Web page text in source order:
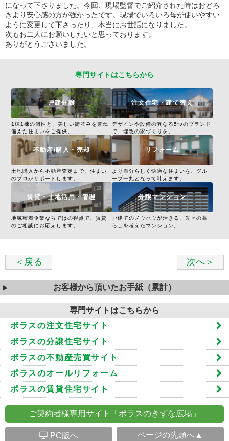
になって下さりました。今回、現場監督でご紹介された時はおどろ
きより安心感の方が強かったです。現場でいろいろ母が使いやすい
ように変更して下さったり、本当にお世話になりました。
次もお二人にお願いしたいと思っております。
ありがとうございました。
専門サイトはこちらから
戸建分譲
1棟1棟の個性と、美しい街並みを兼ね
備えた住まいをご提供。
注文住宅・建て替え
デザインや設備の異なる5つのブランド
で、理想の家づくりを。
不動産/購入・売却
土地購入から不動産査定まで、住まい
のプロがサポートします。
リフォーム
より自分らしく快適な住まいを、グル
ープ一丸となって叶えます。
賃貸・土地活用・管理
地域密着企業ならではの視点で、賃貸
のご相談にお応えします。
分譲マンション
戸建てのノウハウが活きる、先々の暮
らしを考えたマンション。
＜戻る 次へ＞
お客様から頂いたお手紙（累計）
専門サイトはこちらから
ポラスの注文住宅サイト
ポラスの分譲住宅サイト
ポラスの不動産売買サイト
ポラスのオールリフォーム
ポラスの賃貸住宅サイト
ご契約者様専用サイト「ポラスのきずな広場」
S PC版へ ページの先頭へ▲